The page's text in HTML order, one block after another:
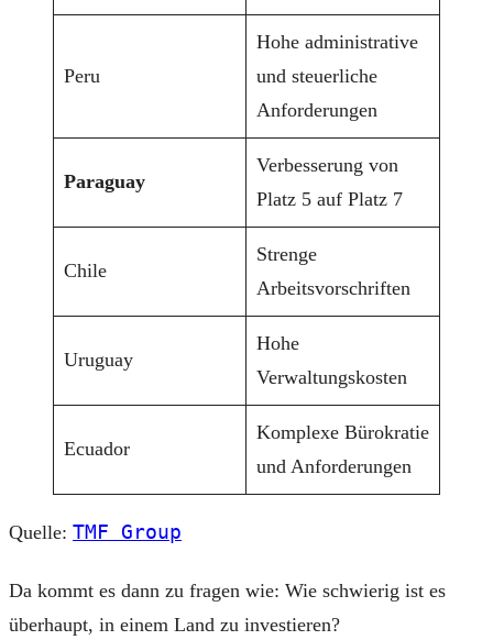
Peru
Hohe administrative
und steuerliche
Anforderungen
Paraguay
Verbesserung von
Platz 5 auf Platz 7
Chile
Strenge
Arbeitsvorschriften
Uruguay
Hohe
Verwaltungskosten
Ecuador
Komplexe Bürokratie
und Anforderungen
Quelle: TMF Group
Da kommt es dann zu fragen wie: Wie schwierig ist es
überhaupt, in einem Land zu investieren?